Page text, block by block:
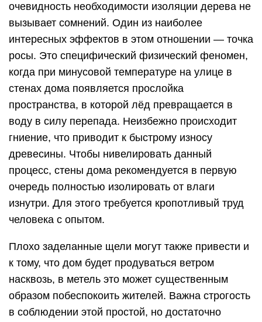
очевидность необходимости изоляции дерева не
вызывает сомнений. Один из наиболее
интересных эффектов в этом отношении — точка
росы. Это специфический физический феномен,
когда при минусовой температуре на улице в
стенах дома появляется прослойка
пространства, в которой лёд превращается в
воду в силу перепада. Неизбежно происходит
гниение, что приводит к быстрому износу
древесины. Чтобы нивелировать данный
процесс, стены дома рекомендуется в первую
очередь полностью изолировать от влаги
изнутри. Для этого требуется кропотливый труд
человека с опытом.
Плохо заделанные щели могут также привести и
к тому, что дом будет продуваться ветром
насквозь, в метель это может существенным
образом побеспокоить жителей. Важна строгость
в соблюдении этой простой, но достаточно